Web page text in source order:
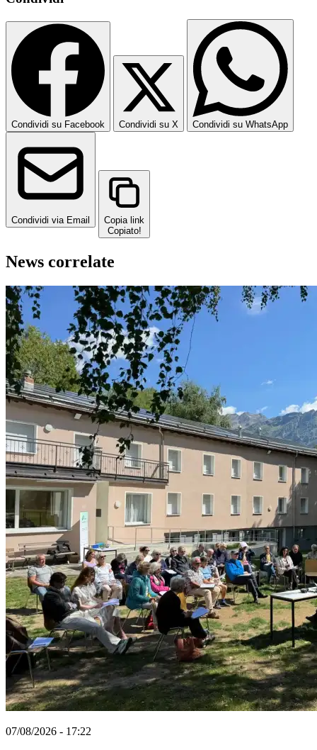
Condividi su Facebook Condividi su X Condividi su WhatsApp
Condividi via Email
Copia link
Copiato!
News correlate
07/08/2026 - 17:22